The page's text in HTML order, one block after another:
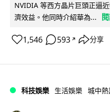
NVIDIA 等西方晶片巨頭正逼
濟效益。他同時介紹華為...
1,546 593 ↗ 分享
科技娛樂 生活娛樂 城中